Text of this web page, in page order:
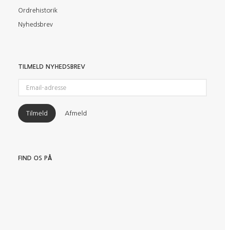
Ordrehistorik
Nyhedsbrev
TILMELD NYHEDSBREV
adresse
Tilmeld Afmeld
FIND OS PÅ